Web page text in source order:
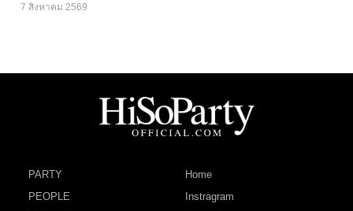
7 สิงหาคม 2569
PARTY
PEOPLE
Home
Instragram